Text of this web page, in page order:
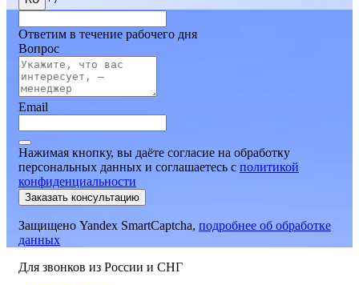
Ответим в течение рабочего дня
Вопрос
Email
Нажимая кнопку, вы даёте согласие на обработку
персональных данных и соглашаетесь c политикой
конфиденциальности
Заказать консультацию
Защищено Yandex SmartCaptcha, подробнее об обработке
данных
Для звонков из России и СНГ